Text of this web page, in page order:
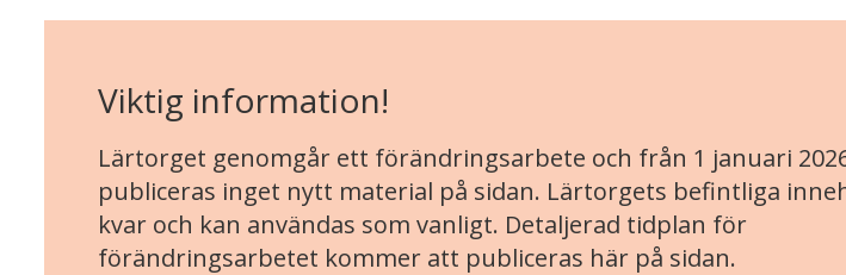
Viktig information!
Lärtorget genomgår ett förändringsarbete och från 1 januari
publiceras inget nytt material på sidan. Lärtorgets befintliga
kvar och kan användas som vanligt. Detaljerad tidplan för
förändringsarbetet kommer att publiceras här på sidan.